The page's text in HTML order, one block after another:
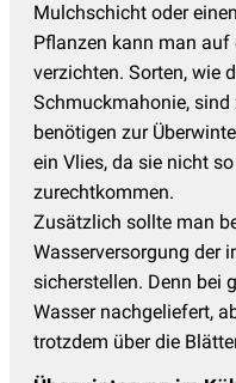
Mulchschicht oder
Pflanzen kann man
verzichten. Sorten, wie
Schmuckmahonie,
benötigen zur
ein Vlies, da sie nicht
zurechtkommen.
Zusätzlich sollte man
Wasserversorgung der
sicherstellen. Denn bei
Wasser nachgeliefert,
trotzdem über die